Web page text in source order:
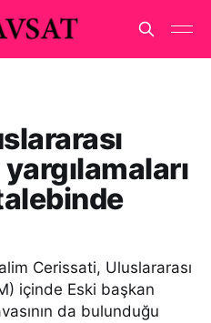
Cerissati, Uluslararası
içinde Eski başkan
da bulunduğu